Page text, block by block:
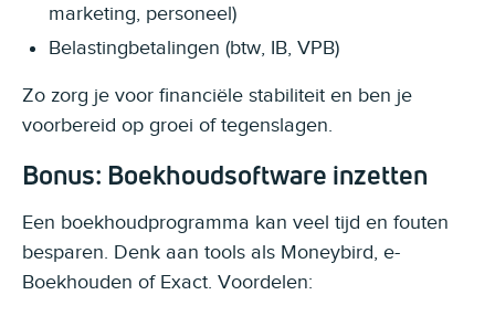
marketing, personeel)
Belastingbetalingen (btw, IB, VPB)
Zo zorg je voor financiële stabiliteit en ben je
voorbereid op groei of tegenslagen.
Bonus: Boekhoudsoftware inzetten
Een boekhoudprogramma kan veel tijd en fouten
besparen. Denk aan tools als Moneybird, e-
Boekhouden of Exact. Voordelen: